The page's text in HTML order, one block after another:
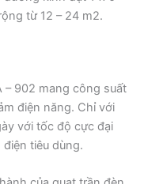
từ 12 – 24 m2.
– 902 mang công suất
điện năng. Chỉ với
với tốc độ cực đại
tiêu dùng.